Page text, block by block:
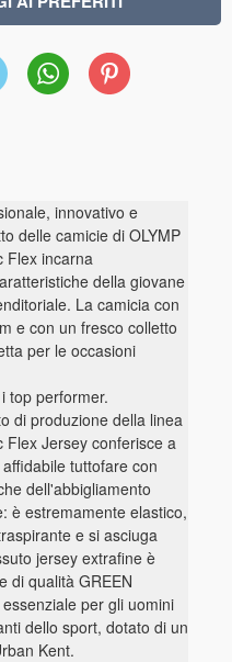
WhatsAppPinterest
innovativo e
delle camicie di OLYMP
Flex incarna
della giovane
La camicia con
e con un fresco colletto
per le occasioni
top performer.
di produzione della linea
Flex Jersey conferisce a
tuttofare con
dell'abbigliamento
è estremamente elastico,
e si asciuga
jersey extrafine è
di qualità GREEN
per gli uomini
dello sport, dotato di un
Kent.